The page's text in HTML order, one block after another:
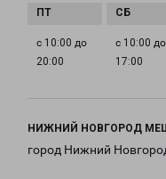
с 10:00 до
20:00
с 10:00 до
17:00
НИЖНИЙ НОВГОРОД
город Нижний